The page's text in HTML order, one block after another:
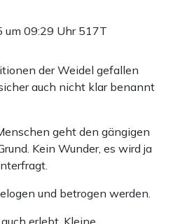
um 09:29 Uhr 517T
der Weidel gefallen
auch nicht klar benannt
geht den gängigen
Kein Wunder, es wird ja
und betrogen werden.
erlebt. Kleine